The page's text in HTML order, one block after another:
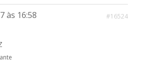
às 16:58 #16524